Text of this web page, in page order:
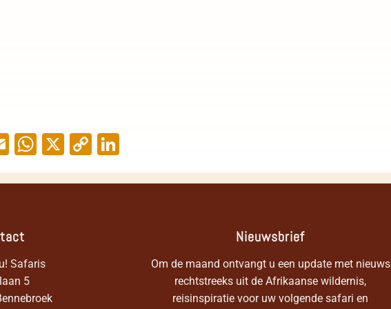
EmailWhatsApp
X
Copy
Link
Safaris
5
Nieuwsbrief
Om de maand ontvangt u een update met nieuws
rechtstreeks uit de Afrikaanse wildernis,
reisinspiratie voor uw volgende safari en